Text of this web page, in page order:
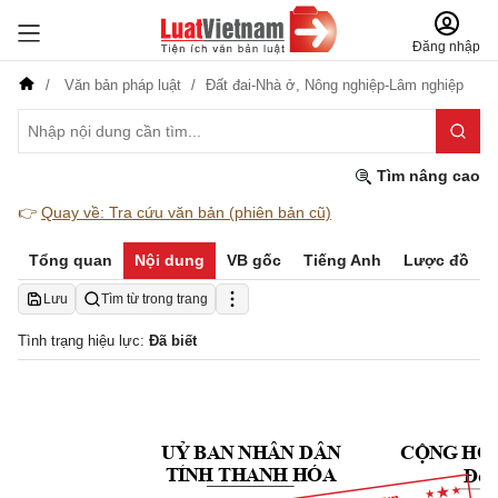
Đăng nhập
Văn bản pháp luật Đất đai-Nhà ở, Nông nghiệp-Lâm nghiệp
Tìm nâng cao
👉 Quay về: Tra cứu văn bản (phiên bản cũ)
Tổng quan Nội dung VB gốc Tiếng Anh Lược đồ
Lưu Tìm từ trong trang
Tình trạng hiệu lực: Đã biết
UỶBANNHÂN DÂN CỘNGHÒ
TỈNH THANH HÓA Độ